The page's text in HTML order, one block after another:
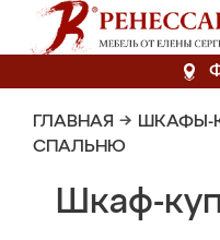
ГЛАВНАЯ → ШКАФЫ-
СПАЛЬНЮ
Шкаф-